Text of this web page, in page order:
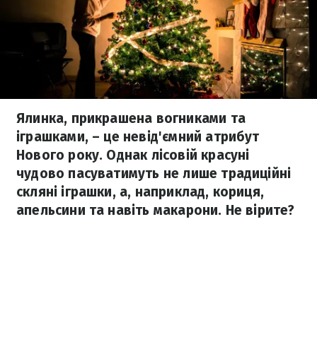
Ялинка, прикрашена вогниками та
іграшками, – це невід'ємний атрибут
Нового року. Однак лісовій красуні
чудово пасуватимуть не лише традиційні
скляні іграшки, а, наприклад, кориця,
апельсини та навіть макарони. Не вірите?